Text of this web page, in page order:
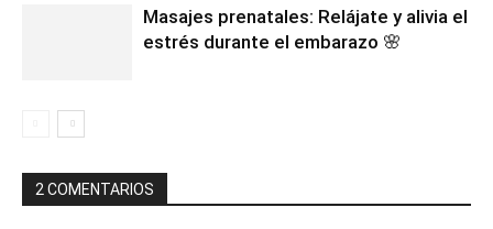
Masajes prenatales: Relájate y alivia el
estrés durante el embarazo 🌸
2 COMENTARIOS